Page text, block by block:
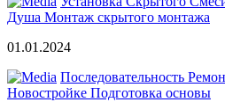
Душа Монтаж скрытого монтажа
01.01.2024
Последовательность
Новостройке Подготовка основы